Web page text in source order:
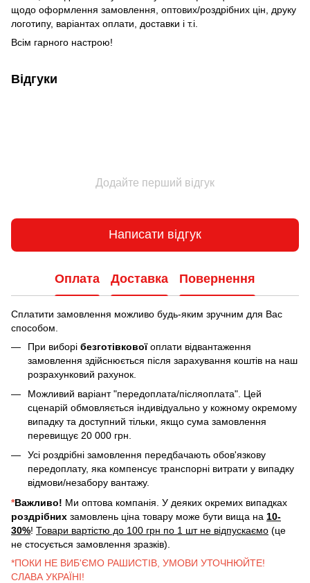
щодо оформлення замовлення, оптових/роздрібних цін, друку
логотипу, варіантах оплати, доставки і т.і.
Всім гарного настрою!
Відгуки
Додайте перший відгук
Написати відгук
Оплата Доставка Повернення
Сплатити замовлення можливо будь-яким зручним для Вас
способом.
При виборі безготівковоїоплати відвантаження
замовлення здійснюється після зарахування коштів на наш
розрахунковий рахунок.
Можливий варіант "передоплата/післяоплата". Цей
сценарій обмовляється індивідуально у кожному окремому
випадку та доступний тільки, якщо сума замовлення
перевищує 20 000 грн.
Усі роздрібні замовлення передбачають обов'язкову
передоплату, яка компенсує транспорні витрати у випадку
відмови/незабору вантажу.
*Важливо! Ми оптова компанія. У деяких окремих випадках
роздрібних замовлень ціна товару може бути вища на 10-
30%! Товари вартістю до 100 грн по 1 шт не відпускаємо (це
не стосується замовлення зразків).
*ПОКИ НЕ ВИБ'ЄМО РАШИСТІВ, УМОВИ УТОЧНЮЙТЕ!
СЛАВА УКРАЇНІ!